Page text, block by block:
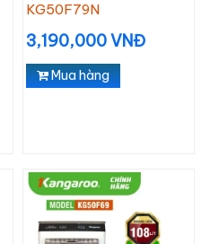
KG50F79N
3,190,000 VNĐ
Mua hàng